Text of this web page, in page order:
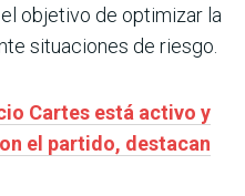
objetivo de optimizar la
situaciones de riesgo.
Cartes está activo y
el partido, destacan